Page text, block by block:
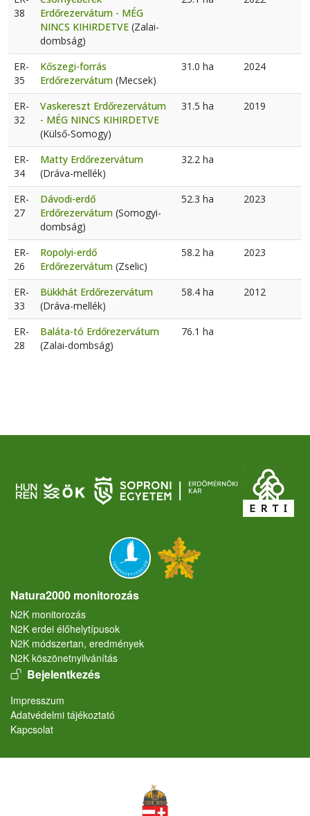
38
Erdőrezervátum - MÉG
NINCS KIHIRDETVE (Zalai-
dombság)
ER-
35
Kőszegi-forrás
Erdőrezervátum (Mecsek)
31.0 ha 2024
ER-
32
Vaskereszt Erdőrezervátum
- MÉG NINCS KIHIRDETVE
(Külső-Somogy)
31.5 ha 2019
ER-
34
Matty Erdőrezervátum
(Dráva-mellék)
32.2 ha
ER-
27
Dávodi-erdő
Erdőrezervátum (Somogyi-
dombság)
52.3 ha 2023
ER-
26
Ropolyi-erdő
Erdőrezervátum (Zselic)
58.2 ha 2023
ER-
33
Bükkhát Erdőrezervátum
(Dráva-mellék)
58.4 ha 2012
ER-
28
Baláta-tó Erdőrezervátum
(Zalai-dombság)
76.1 ha
Natura2000 monitorozás
N2K monitorozás
N2K erdei élőhelytípusok
N2K módszertan, eredmények
N2K köszönetnyilvánítás
User account menu
Bejelentkezés
Lábléc
Impresszum
Adatvédelmi tájékoztató
Kapcsolat